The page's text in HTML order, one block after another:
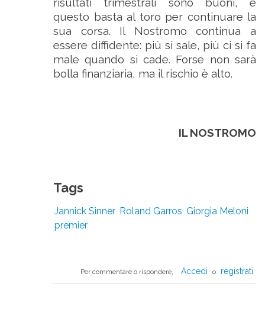
questo basta al toro per continuare la
sua corsa. Il Nostromo continua a
essere diffidente: più si sale, più ci si fa
male quando si cade. Forse non sarà
bolla finanziaria, ma il rischio è alto.
IL NOSTROMO
Tags
Jannick Sinner Roland Garros Giorgia Meloni
premier
Per commentare o rispondere, Accedi o registrati